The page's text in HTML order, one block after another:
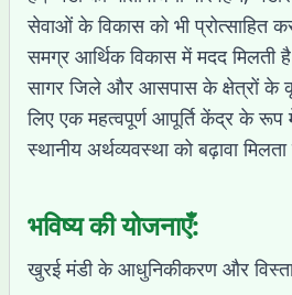
सेवाओं के विकास को भी प्रोत्साहित
समग्र आर्थिक विकास में मदद मिलती
सागर जिले और आसपास के क्षेत्रों के
लिए एक महत्वपूर्ण आपूर्ति केंद्र के रूप
स्थानीय अर्थव्यवस्था को बढ़ावा
भविष्य की योजनाएँ:
खुरई मंडी के आधुनिकीकरण और